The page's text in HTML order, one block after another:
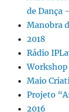
de Dança
Manobra
2018
Rádio
Maio
Projeto
2016